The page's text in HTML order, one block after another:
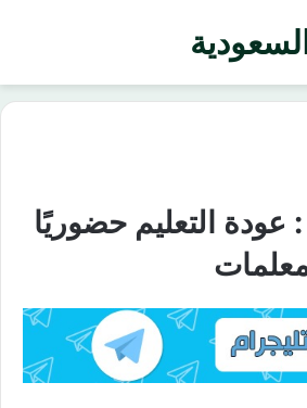
التعليم حضوريًا